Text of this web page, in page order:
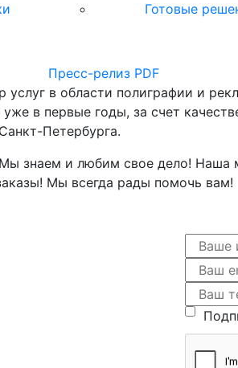
Готовые
Пресс-релиз PDF
в области полиграфии и
в первые годы, за счет
Петербурга.
знаем и любим свое дело!
Мы всегда рады помочь вам!